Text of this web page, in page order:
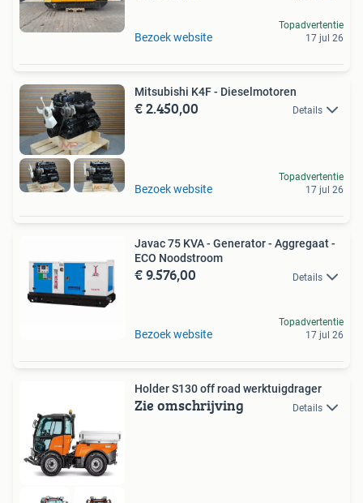
Bezoek website
Topadvertentie
17 jul 26
Mitsubishi K4F - Dieselmotoren
€ 2.450,00 Details
Bezoek website
Topadvertentie
17 jul 26
Javac 75 KVA - Generator - Aggregaat -
ECO Noodstroom
€ 9.576,00 Details
Bezoek website
Topadvertentie
17 jul 26
Holder S130 off road werktuigdrager
Zie omschrijving Details